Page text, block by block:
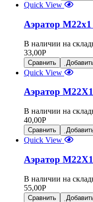
Quick View
Аэратор
В наличии на
33,00Р
Сравнить
Quick View
Аэратор М22Х1
В наличии на
40,00Р
Сравнить
Quick View
Аэратор М22Х1
В наличии на
55,00Р
Сравнить